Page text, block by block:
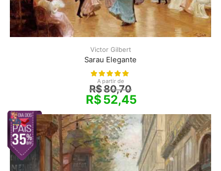
Victor Gilbert
Sarau Elegante
A partir de
R$80,70
R$52,45